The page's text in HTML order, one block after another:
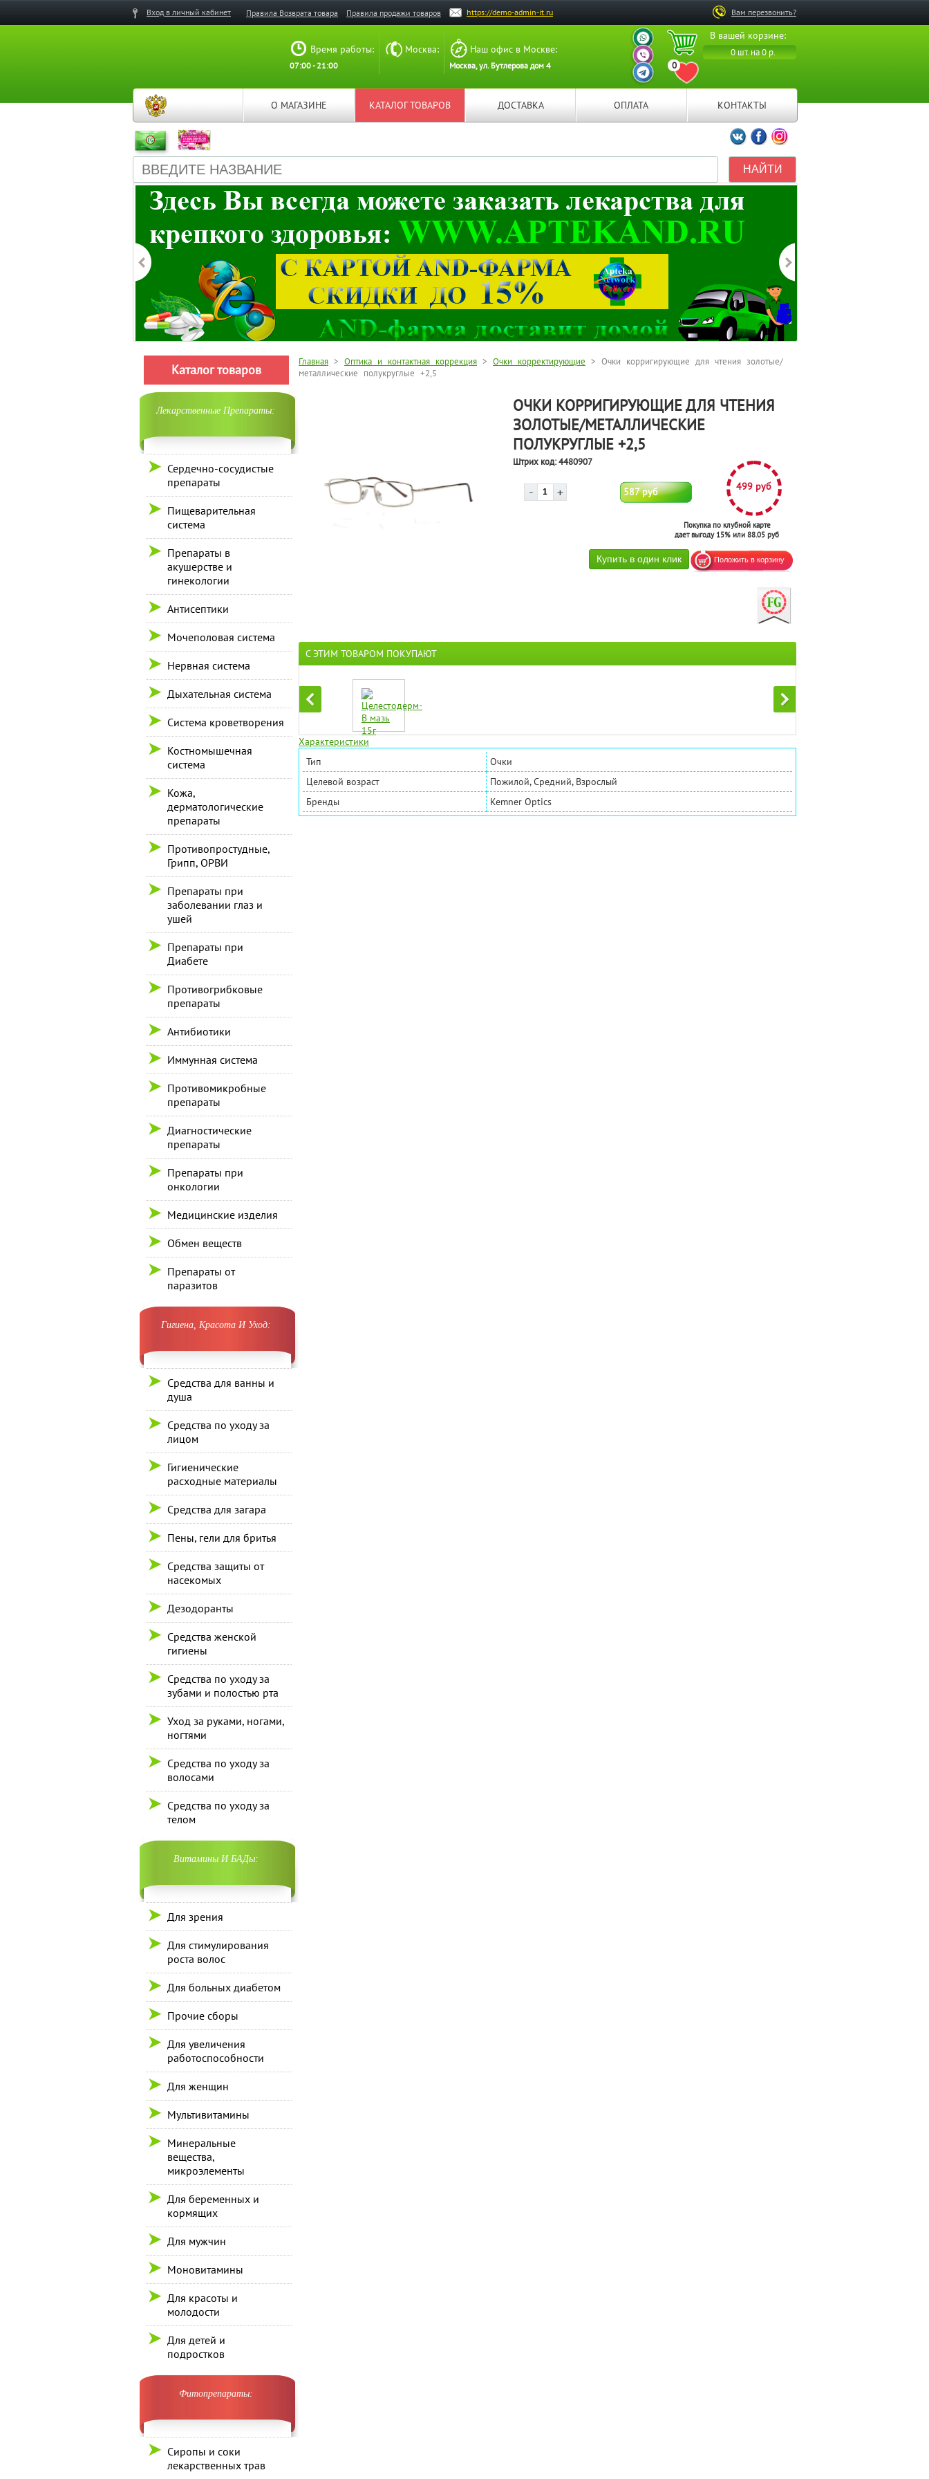
Вам перезвонить?
Вход в личный кабинет Правила Возврата товара Правила продажи товаров https://demo-admin-it.ru
В вашей корзине:
0 шт. на 0 р.
0
ПЕРЕЙТИ В ИЗБРАННОЕ
ВАШ ПЕРСОНАЛЬНЫЙ
МЕНЕДЖЕР
ВАШ ПЕРСОНАЛЬНЫЙ
МЕНЕДЖЕР
ВАШ ПЕРСОНАЛЬНЫЙ
МЕНЕДЖЕР
Время работы:
07:00 - 21:00
Москва: Наш офис в Москве:
Москва, ул. Бутлерова дом 4
О МАГАЗИНЕ КАТАЛОГ ТОВАРОВ ДОСТАВКА ОПЛАТА КОНТАКТЫ
Мы ВКонтакте
Мы на Facebook
Мы в Instagramm
Каталог товаров
Лекарственные Препараты:
Сердечно-сосудистые
препараты
Пищеварительная
система
Препараты в
акушерстве и
гинекологии
Антисептики
Мочеполовая система
Нервная система
Дыхательная система
Система кроветворения
Костномышечная
система
Кожа,
дерматологические
препараты
Противопростудные,
Грипп, ОРВИ
Препараты при
заболевании глаз и
ушей
Препараты при
Диабете
Противогрибковые
препараты
Антибиотики
Иммунная система
Противомикробные
препараты
Диагностические
препараты
Препараты при
онкологии
Медицинские изделия
Обмен веществ
Препараты от
паразитов
Гигиена, Красота И Уход:
Средства для ванны и
душа
Средства по уходу за
лицом
Гигиенические
расходные материалы
Средства для загара
Пены, гели для бритья
Средства защиты от
насекомых
Дезодоранты
Средства женской
гигиены
Средства по уходу за
зубами и полостью рта
Уход за руками, ногами,
ногтями
Средства по уходу за
волосами
Средства по уходу за
телом
Витамины И БАДы:
Для зрения
Для стимулирования
роста волос
Для больных диабетом
Прочие сборы
Для увеличения
работоспособности
Для женщин
Мультивитамины
Минеральные
вещества,
микроэлементы
Для беременных и
кормящих
Для мужчин
Моновитамины
Для красоты и
молодости
Для детей и
подростков
Фитопрепараты:
Сиропы и соки
лекарственных трав
Главная > Оптика и контактная коррекция > Очки корректирующие > Очки корригирующие для чтения золотые/
металлические полукруглые +2,5
ОЧКИ КОРРИГИРУЮЩИЕ ДЛЯ ЧТЕНИЯ
ЗОЛОТЫЕ/МЕТАЛЛИЧЕСКИЕ
ПОЛУКРУГЛЫЕ +2,5
Штрих код:4480907
587 руб 499 руб
Покупка по клубной карте
дает выгоду 15% или 88.05 руб
С ЭТИМ ТОВАРОМ ПОКУПАЮТ
Характеристики
Тип
Очки
Целевой возраст
Пожилой, Средний, Взрослый
Бренды
Kemner Optics